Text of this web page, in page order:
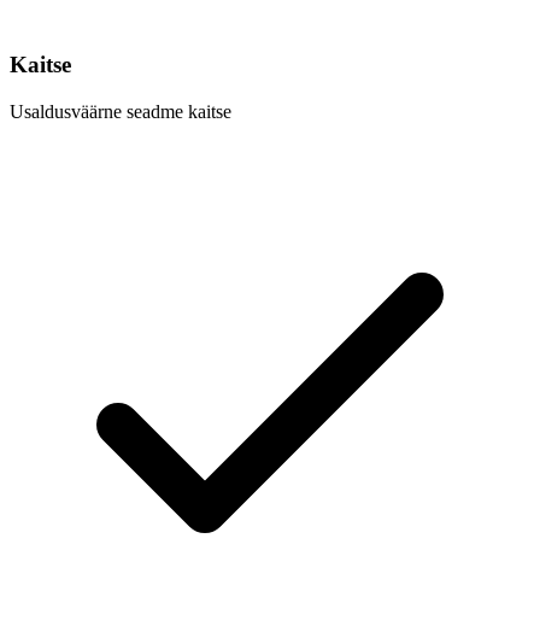
Kaitse
Usaldusväärne seadme kaitse